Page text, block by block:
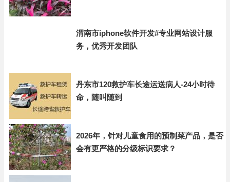
渭南市iphone软件开发#专业网站设计服
务，优秀开发团队
丹东市120救护车长途运送病人-24小时待
命，随叫随到
2026年，针对儿童食用的预制菜产品，是否
会有更严格的分级标识要求？